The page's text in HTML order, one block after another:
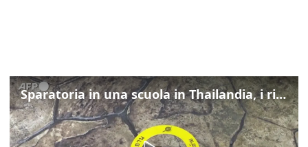
Sparatoria in una scuola in Thailandia, i rilievi della polizia